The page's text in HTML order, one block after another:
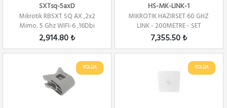
SXTsq-5axD
Mikrotik RBSXT SQ AX ,2x2
Mimo, 5 Ghz WIFI-6 ,16Dbi
,802.11 ax, L4
2,914.80 ₺
HS-MK-LINK-1
MIKROTIK HAZIRSET 60 GHZ
LINK - 200METRE - SET
7,355.50 ₺
YOLDA YOLDA